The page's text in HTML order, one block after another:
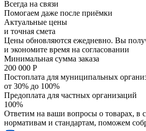
Всегда на связи
Помогаем даже после приёмки
Актуальные цены
и точная смета
Цены обновляются ежедневно. Вы
и экономите время на согласовании
Минимальная сумма заказа
200 000 Р
Постоплата для муниципальных
от 30% до 100%
Предоплата для частных организаций
100%
Ответим на ваши вопросы о товарах, в
нормативам и стандартам, поможем